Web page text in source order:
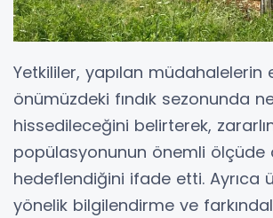
Yetkililer, yapılan müdahalelerin
önümüzdeki fındık sezonunda
hissedileceğini belirterek,
popülasyonunun önemli ölçüde
hedeflendiğini ifade etti. Ayrıca
yönelik bilgilendirme ve